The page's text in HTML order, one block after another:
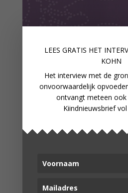
COLUMN:
LEES GRATIS HET
KOHN
Het interview met de
onvoorwaardelijk
ontvangt meteen ook
Kiindnieuwsbrief